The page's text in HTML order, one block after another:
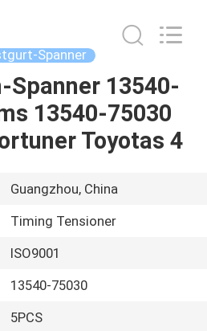
Spanner
Spanner 13540-
13540-75030
Toyotas 4
Guangzhou, China
Timing Tensioner
ISO9001
13540-75030
5PCS